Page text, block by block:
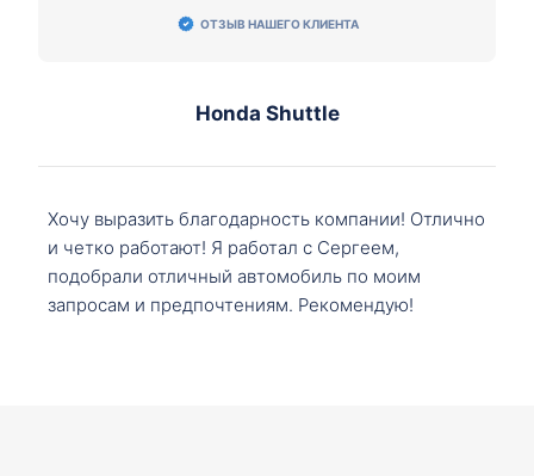
ОТЗЫВ НАШЕГО КЛИЕНТА
Honda Shuttle
Хочу выразить благодарность компании! Отлично
и четко работают! Я работал с Сергеем,
подобрали отличный автомобиль по моим
запросам и предпочтениям. Рекомендую!